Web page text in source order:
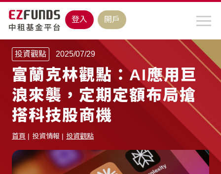
登入 開戶
投資觀點 2025/07/29
富蘭克林觀點：AI應用巨
浪來襲，定期定額布局搶
搭科技股商機
首頁 投資情報 投資觀點